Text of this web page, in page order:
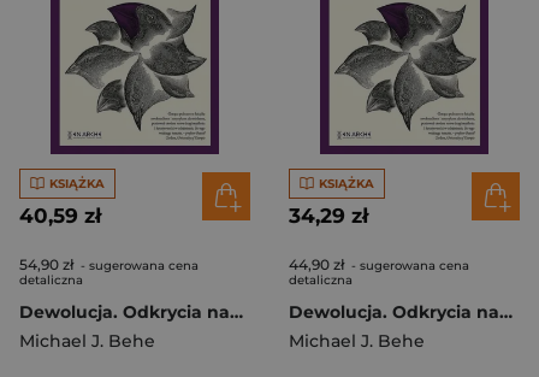
KSIĄŻKA
40,59 zł
54,90 zł - sugerowana cena
detaliczna
Dewolucja. Odkrycia naukowe dotyczące DNA wyzwaniem dla darwinizmu
Michael J. Behe
KSIĄŻKA
34,29 zł
44,90 zł - sugerowana cena
detaliczna
Dewolucja. Odkrycia naukowe dotyczące DNA wyzwaniem dla darwinizmu
Michael J. Behe